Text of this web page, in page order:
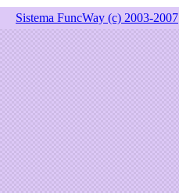
Sistema FuncWay (c) 2003-2007